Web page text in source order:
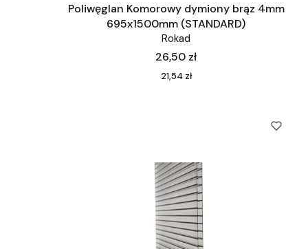
Poliwęglan Komorowy dymiony brąz 4mm
695x1500mm (STANDARD)
Rokad
Cena
26,50 zł
Cena
21,54 zł